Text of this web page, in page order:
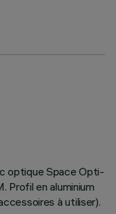
optique Space Opti-
Profil en aluminium
à utiliser).